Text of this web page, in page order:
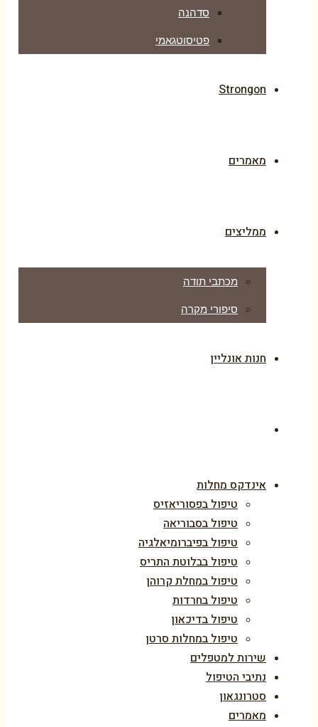
סדהנה
פטיסוטגאמי
Strongon
מאמרים
ממליצים
מכתבי תודה
סיפורי מקרה
חנות אונליין
אינדקס מחלות
טיפול בפסוריאזיס
טיפול בסבוריאה
טיפול בפיברומיאלגיה
טיפול בבלוטת התריס
טיפול במחלת קרוהן
טיפול בחרדות
טיפול בדיכאון
טיפול במחלות סרטן
שירות למטפלים
נתיבי הטיפול
סטרונגאון
מאמרים